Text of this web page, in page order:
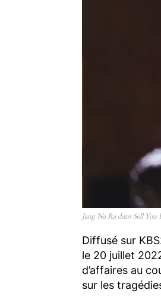
Jang Na Ra dans Sell
Diffusé sur
le 20 juillet
d’affaires au
sur les